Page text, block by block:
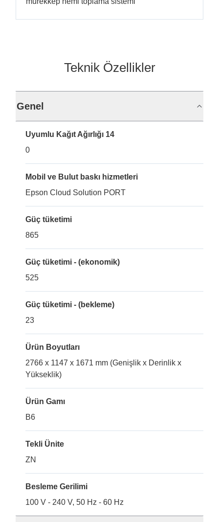
Teknik Özellikler
Genel
Uyumlu Kağıt Ağırlığı 14
0
Mobil ve Bulut baskı hizmetleri
Epson Cloud Solution PORT
Güç tüketimi
865
Güç tüketimi - (ekonomik)
525
Güç tüketimi - (bekleme)
23
Ürün Boyutları
2766 x 1147 x 1671 mm (Genişlik x Derinlik x
Yükseklik)
Ürün Gamı
B6
Tekli Ünite
ZN
Besleme Gerilimi
100 V - 240 V, 50 Hz - 60 Hz